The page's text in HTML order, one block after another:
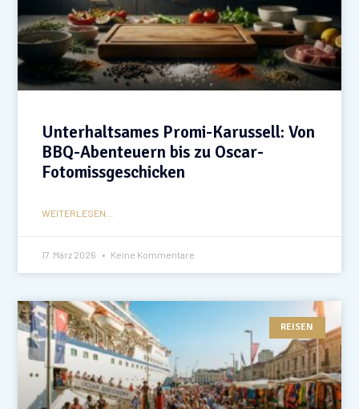
Unterhaltsames Promi-Karussell: Von
BBQ-Abenteuern bis zu Oscar-
Fotomissgeschicken
WEITERLESEN...
17. März 2026 Keine Kommentare
REISEN